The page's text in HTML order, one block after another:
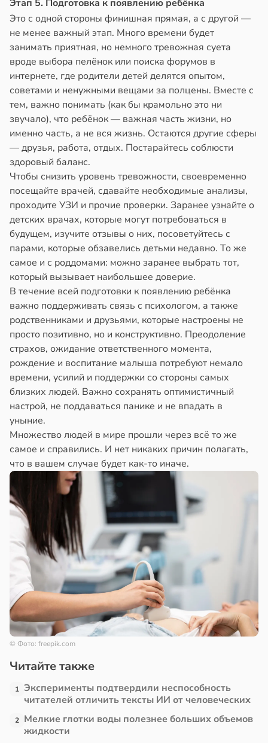
Этап 5. Подготовка к появлению ребёнка
Это с одной стороны финишная прямая, а с другой —
не менее важный этап. Много времени будет
занимать приятная, но немного тревожная суета
вроде выбора пелёнок или поиска форумов в
интернете, где родители детей делятся опытом,
советами и ненужными вещами за полцены. Вместе с
тем, важно понимать (как бы крамольно это ни
звучало), что ребёнок — важная часть жизни, но
именно часть, а не вся жизнь. Остаются другие сферы
— друзья, работа, отдых. Постарайтесь соблюсти
здоровый баланс.
Чтобы снизить уровень тревожности, своевременно
посещайте врачей, сдавайте необходимые анализы,
проходите УЗИ и прочие проверки. Заранее узнайте о
детских врачах, которые могут потребоваться в
будущем, изучите отзывы о них, посоветуйтесь с
парами, которые обзавелись детьми недавно. То же
самое и с роддомами: можно заранее выбрать тот,
который вызывает наибольшее доверие.
В течение всей подготовки к появлению ребёнка
важно поддерживать связь с психологом, а также
родственниками и друзьями, которые настроены не
просто позитивно, но и конструктивно. Преодоление
страхов, ожидание ответственного момента,
рождение и воспитание малыша потребуют немало
времени, усилий и поддержки со стороны самых
близких людей. Важно сохранять оптимистичный
настрой, не поддаваться панике и не впадать в
уныние.
Множество людей в мире прошли через всё то же
самое и справились. И нет никаких причин полагать,
что в вашем случае будет как-то иначе.
© Фото: freepik.com
Читайте также
1 Эксперименты подтвердили неспособность
читателей отличить тексты ИИ от человеческих
2 Мелкие глотки воды полезнее больших объемов
жидкости